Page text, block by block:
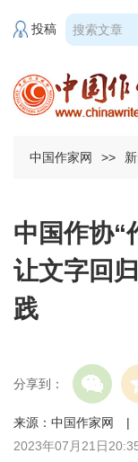
投稿
中国作家网 >>
中国作协“
让文字回
践
分享到：
来源：中国作家
2023年07月21日